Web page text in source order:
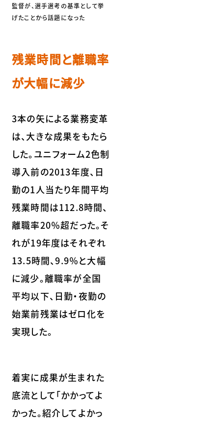
監督が、選手選考の基準として挙
げたことから話題になった
残業時間と離職率
が大幅に減少
3本の矢による業務変革
は、大きな成果をもたら
した。ユニフォーム2色制
導入前の2013年度、日
勤の1人当たり年間平均
残業時間は112.8時間、
離職率20％超だった。そ
れが19年度はそれぞれ
13.5時間、9.9％と大幅
に減少。離職率が全国
平均以下、日勤・夜勤の
始業前残業はゼロ化を
実現した。
着実に成果が生まれた
底流として「かかってよ
かった。紹介してよかっ